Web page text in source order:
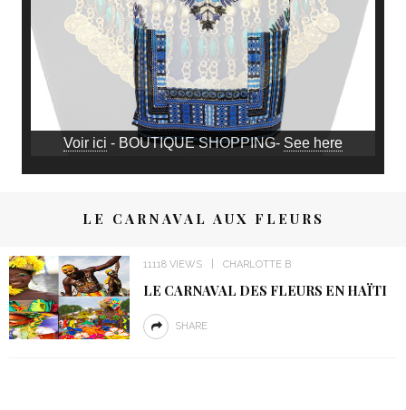
Voir ici - BOUTIQUE SHOPPING- See here
LE CARNAVAL AUX FLEURS
11118 VIEWS CHARLOTTE B
LE CARNAVAL DES FLEURS EN HAÏTI
SHARE